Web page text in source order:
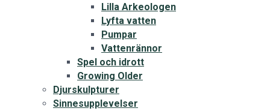
Lilla Arkeologen
Lyfta vatten
Pumpar
Vattenrännor
Spel och idrott
Growing Older
Djurskulpturer
Sinnesupplevelser